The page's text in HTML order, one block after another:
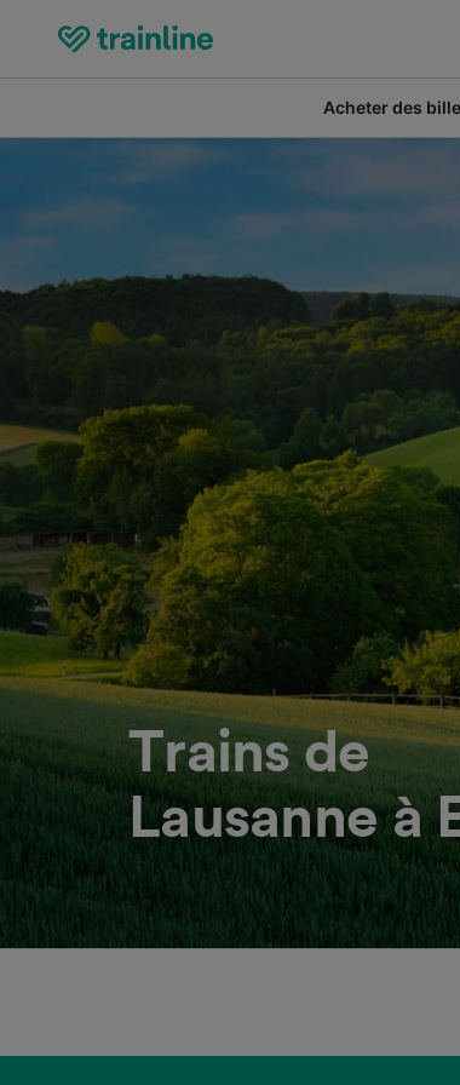
Acheter des
Trains de
Lausanne à